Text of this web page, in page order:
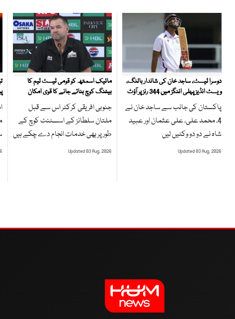
دوسرا ٹیسٹ، ساجد خان کی شاندار بالنگ،
ویسٹ انڈیز پہلی اننگز میں 344 رنز پر آؤٹ
پاکستان کی جانب سے ساجد خان نے
4، محمد علی، علی عثمان اور عبید
شاہ نے دو دو وکٹیں لیں
Updated 03 Aug, 2026
مائیک اسمتھ کو قومی ٹیسٹ ٹیم کا
بیٹنگ کوچ بنائے جانے کا قوی امکان
جنوبی افریقی کرکٹر اس سے قبل
ملتان سلطانز کے اسسٹنٹ کوچ کے
طور پر بھی خدمات انجام دے چکے ہیں
Updated 03 Aug, 2026